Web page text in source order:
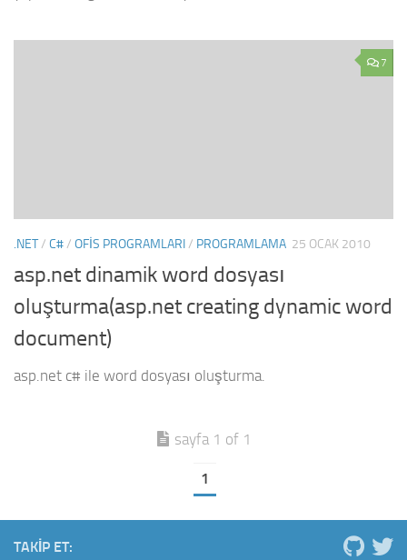
7
.NET/ C#/ OFIS PROGRAMLARI/ PROGRAMLAMA 25 OCAK 2010
asp.net dinamik word dosyası
oluşturma(asp.net creating dynamic word
document)
asp.net c# ile word dosyası oluşturma.
sayfa 1 of 1
1
TAKIP ET: